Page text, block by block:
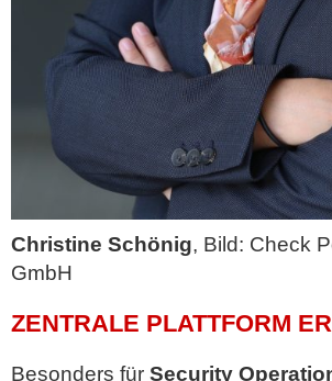
Christine Schönig, Bild: Check
GmbH
ZENTRALE PLATTFORM
Besonders für Security